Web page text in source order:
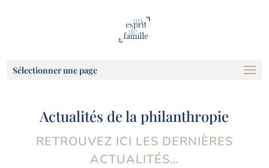
Sélectionner une page
Actualités de la philanthropie
RETROUVEZ ICI LES DERNIÈRES
ACTUALITÉS…